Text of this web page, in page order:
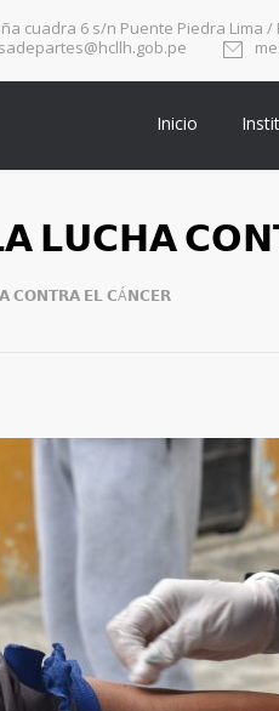
cuadra 6 s/n Puente Piedra Lima /
Inicio
𝗟𝗨𝗖𝗛𝗔
𝗖𝗢𝗡𝗧𝗥𝗔 𝗘𝗟 𝗖Á𝗡𝗖𝗘𝗥